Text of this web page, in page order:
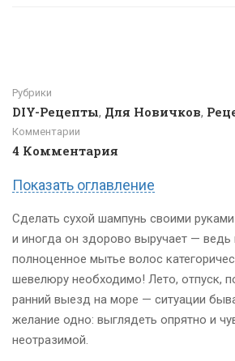
Рубрики
DIY-Рецепты, Для Новичков,
Комментарии
4 Комментария
Показать оглавление
Сделать сухой шампунь своими
и иногда он здорово выручает — ведь
полноценное мытье волос
шевелюру необходимо! Лето, отпуск,
ранний выезд на море — ситуации
желание одно: выглядеть опрятно и
неотразимой.